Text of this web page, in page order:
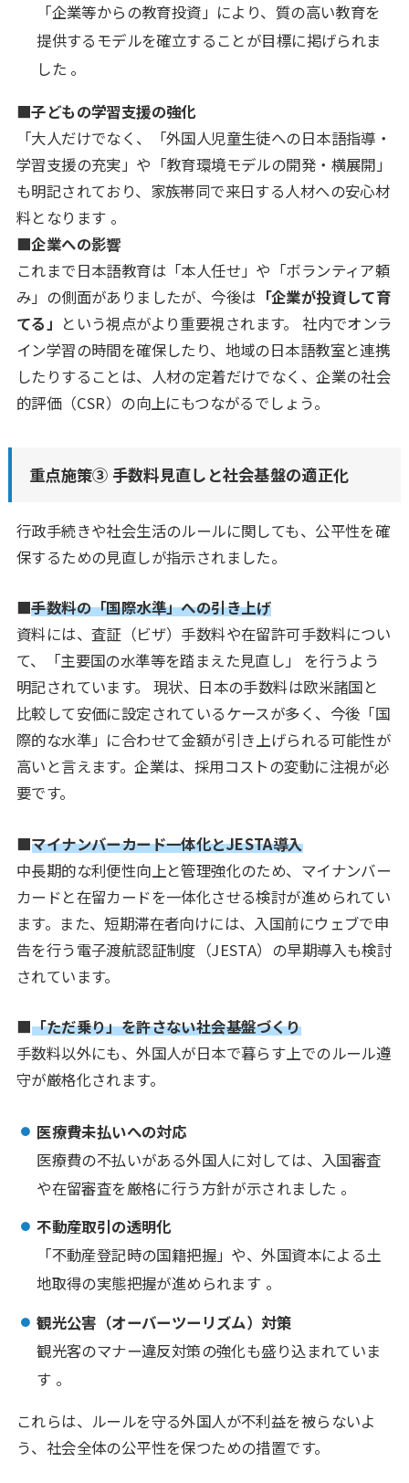
「企業等からの教育投資」により、質の高い教育を
提供するモデルを確立することが目標に掲げられま
した 。
■子どもの学習支援の強化
「大人だけでなく、「外国人児童生徒への日本語指導・
学習支援の充実」や「教育環境モデルの開発・横展開」
も明記されており、家族帯同で来日する人材への安心材
料となります 。
■企業への影響
これまで日本語教育は「本人任せ」や「ボランティア頼
み」の側面がありましたが、今後は 「企業が投資して育
てる」 という視点がより重要視されます。 社内でオンラ
イン学習の時間を確保したり、地域の日本語教室と連携
したりすることは、人材の定着だけでなく、企業の社会
的評価（CSR）の向上にもつながるでしょう。
重点施策③ 手数料見直しと社会基盤の適正化
行政手続きや社会生活のルールに関しても、公平性を確
保するための見直しが指示されました。
■手数料の「国際水準」への引き上げ
資料には、査証（ビザ）手数料や在留許可手数料につい
て、「主要国の水準等を踏まえた見直し」 を行うよう
明記されています。 現状、日本の手数料は欧米諸国と
比較して安価に設定されているケースが多く、今後「国
際的な水準」に合わせて金額が引き上げられる可能性が
高いと言えます。企業は、採用コストの変動に注視が必
要です。
■マイナンバーカード一体化とJESTA導入
中長期的な利便性向上と管理強化のため、マイナンバー
カードと在留カードを一体化させる検討が進められてい
ます。また、短期滞在者向けには、入国前にウェブで申
告を行う電子渡航認証制度（JESTA）の早期導入も検討
されています。
■「ただ乗り」を許さない社会基盤づくり
手数料以外にも、外国人が日本で暮らす上でのルール遵
守が厳格化されます。
医療費未払いへの対応
医療費の不払いがある外国人に対しては、入国審査
や在留審査を厳格に行う方針が示されました 。
不動産取引の透明化
「不動産登記時の国籍把握」や、外国資本による土
地取得の実態把握が進められます 。
観光公害（オーバーツーリズム）対策
観光客のマナー違反対策の強化も盛り込まれていま
す 。
これらは、ルールを守る外国人が不利益を被らないよ
う、社会全体の公平性を保つための措置です。